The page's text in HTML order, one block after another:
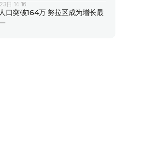
日 14:16
口突破164万 努拉区成为增长最